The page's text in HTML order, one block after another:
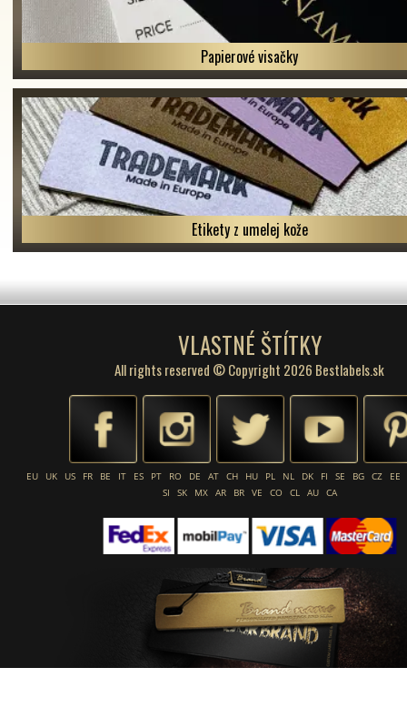
Papierové visačky
Etikety z umelej kože
VLASTNÉ ŠTÍTKY
All rights reserved © Copyright 2026 Bestlabels.sk
EU UK US FR BE IT ES PT RO DE AT CH HU PL NL DK FI SE BG CZ
EE
SI
SK MX AR BR VE CO CL AU CA